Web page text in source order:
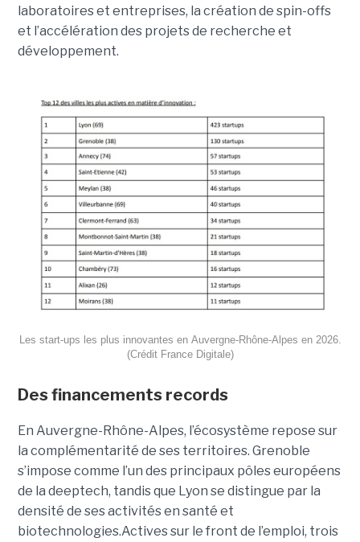
laboratoires et entreprises, la création de spin-offs
et l’accélération des projets de recherche et
développement.
Les start-ups les plus innovantes en Auvergne-Rhône-Alpes en 2026.
(Crédit France Digitale)
Des financements records
En Auvergne-Rhône-Alpes, l’écosystème repose sur
la complémentarité de ses territoires. Grenoble
s’impose comme l’un des principaux pôles européens
de la deeptech, tandis que Lyon se distingue par la
densité de ses activités en santé et
biotechnologies.Actives sur le front de l’emploi, trois